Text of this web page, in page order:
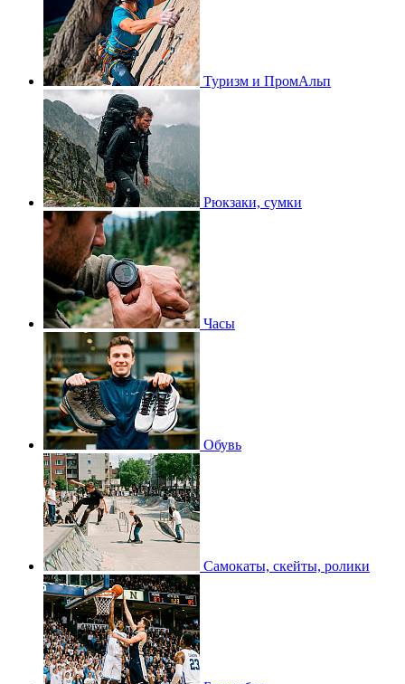
Туризм и ПромАльп
Рюкзаки, сумки
Часы
Обувь
Самокаты, скейты, ролики